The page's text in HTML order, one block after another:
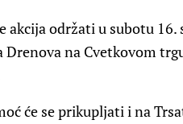
akcija održati u subotu
Drenova na Cvetkovom
će se prikupljati i na